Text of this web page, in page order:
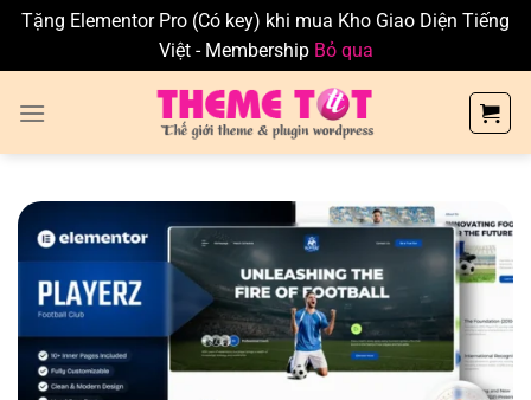
Tặng Elementor Pro (Có key) khi mua Kho Giao Diện Tiếng
Việt - Membership Bỏ qua